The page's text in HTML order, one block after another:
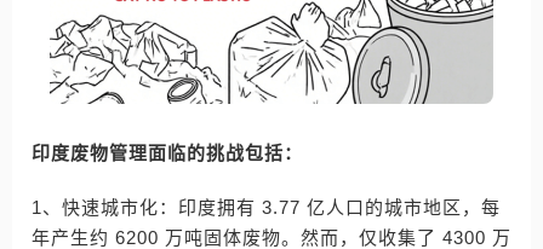
印度废物管理面临的挑战包括：
1、快速城市化：印度拥有 3.77 亿人口的城市地区，每
年产生约 6200 万吨固体废物。然而，仅收集了 4300 万